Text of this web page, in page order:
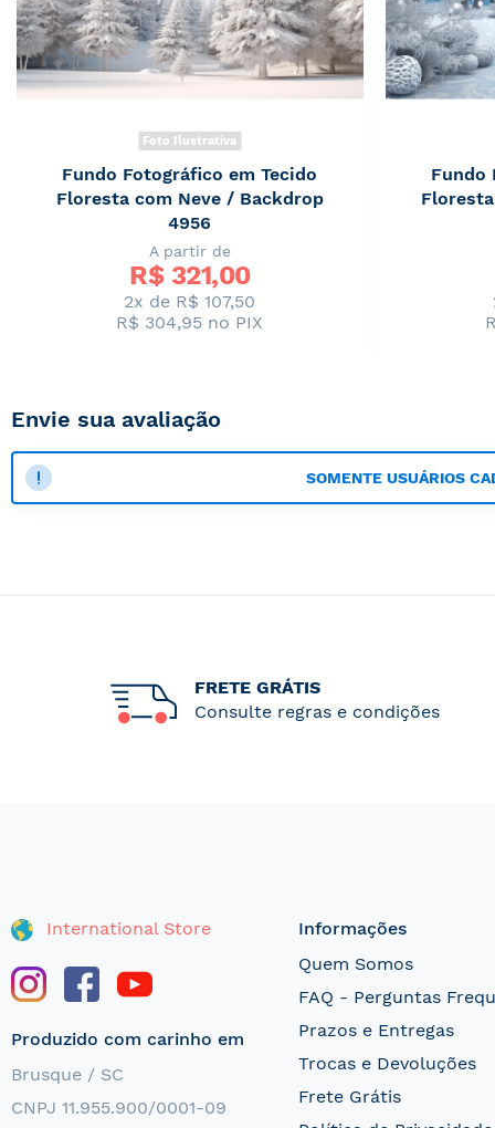
Foto Ilustrativa
Fundo Fotográfico em Tecido
Floresta com Neve / Backdrop
4956
A partir de
R$ 321,00
2x de R$ 107,50
R$ 304,95 no PIX
Fundo
Envie sua avaliação
SOMENTE USUÁRIOS
FRETE GRÁTIS
Consulte regras e condições
International Store
Produzido com carinho em
Brusque / SC
CNPJ 11.955.900/0001-09
Informações
Quem Somos
FAQ - Perguntas
Prazos e Entregas
Trocas e Devoluções
Frete Grátis